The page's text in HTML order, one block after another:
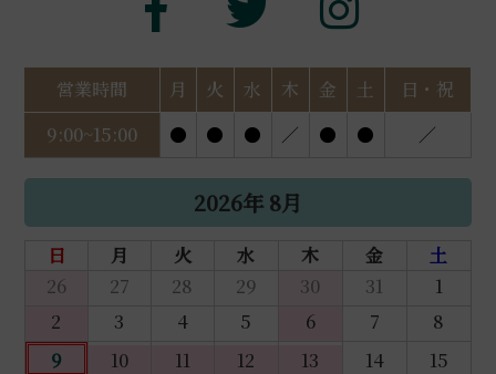
営業時間 月 火 水 木 金 土
日・祝
9:00~15:00
● ● ● ／ ● ● ／
2026年 8月
日 月 火 水 木 金
土
26
27 28 29 30 31
1
2
3 4 5 6 7
8
9
10 11 12 13 14
15